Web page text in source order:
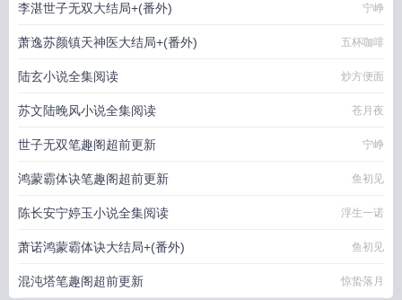
李湛世子无双大结局+(番外) 宁峥
萧逸苏颜镇天神医大结局+(番外) 五杯咖啡
陆玄小说全集阅读 炒方便面
苏文陆晚风小说全集阅读 苍月夜
世子无双笔趣阁超前更新 宁峥
鸿蒙霸体诀笔趣阁超前更新 鱼初见
陈长安宁婷玉小说全集阅读 浮生一诺
萧诺鸿蒙霸体诀大结局+(番外) 鱼初见
混沌塔笔趣阁超前更新 惊蛰落月